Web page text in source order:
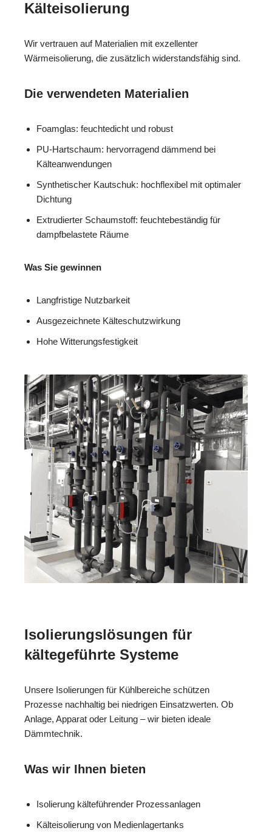
Kälteisolierung
Wir vertrauen auf Materialien mit exzellenter
Wärmeisolierung, die zusätzlich widerstandsfähig sind.
Die verwendeten Materialien
Foamglas: feuchtedicht und robust
PU-Hartschaum: hervorragend dämmend bei
Kälteanwendungen
Synthetischer Kautschuk: hochflexibel mit optimaler
Dichtung
Extrudierter Schaumstoff: feuchtebeständig für
dampfbelastete Räume
Was Sie gewinnen
Langfristige Nutzbarkeit
Ausgezeichnete Kälteschutzwirkung
Hohe Witterungsfestigkeit
Isolierungslösungen für
kältegeführte Systeme
Unsere Isolierungen für Kühlbereiche schützen
Prozesse nachhaltig bei niedrigen Einsatzwerten. Ob
Anlage, Apparat oder Leitung – wir bieten ideale
Dämmtechnik.
Was wir Ihnen bieten
Isolierung kälteführender Prozessanlagen
Kälteisolierung von Medienlagertanks